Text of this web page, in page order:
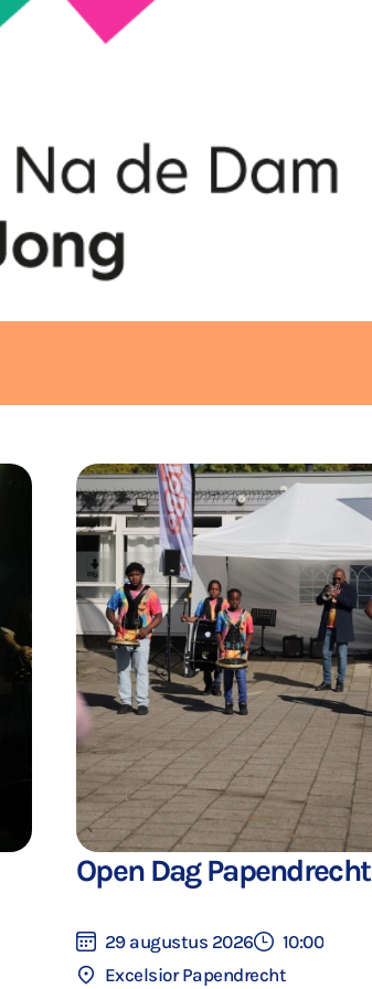
Open Dag Papendrecht
29 augustus 2026
10:00
Excelsior Papendrecht